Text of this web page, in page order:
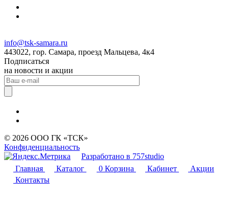
info@tsk-samara.ru
443022, гор. Самара, проезд Мальцева, 4к4
Подписаться
на новости и акции
© 2026 ООО ГК «ТСК»
Конфиденциальность
Разработано в 757studio
Главная
Каталог 0 Корзина Кабинет
Акции
Контакты